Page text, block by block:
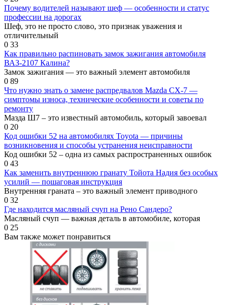
Почему водителей называют шеф — особенности и статус
профессии на дорогах
Шеф, это не просто слово, это признак уважения и
отличительный
0 33
Как правильно распиновать замок зажигания автомобиля
ВАЗ-2107 Калина?
Замок зажигания — это важный элемент автомобиля
0 89
Что нужно знать о замене распредвалов Mazda CX-7 —
симптомы износа, технические особенности и советы по
ремонту
Мазда Ш7 – это известный автомобиль, который завоевал
0 20
Код ошибки 52 на автомобилях Toyota — причины
возникновения и способы устранения неисправности
Код ошибки 52 – одна из самых распространенных ошибок
0 43
Как заменить внутреннюю гранату Тойота Надия без особых
усилий — пошаговая инструкция
Внутренняя граната – это важный элемент приводного
0 32
Где находится масляный счуп на Рено Сандеро?
Масляный счуп — важная деталь в автомобиле, которая
0 25
Вам также может понравиться